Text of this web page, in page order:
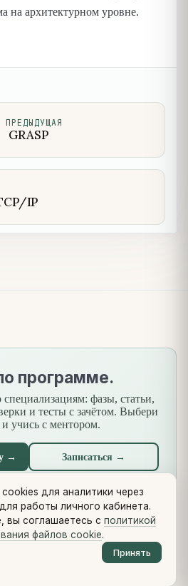
на архитектурном уровне.
ПРЕДЫДУЩАЯ
GRASP
IP
программе.
фазы, статьи,
и тесты с зачётом. Выбери
учись с ментором.
→ Записаться →
Сквозной кейс
(Use Case Pattern)
Telegram
Политика cookie
для аналитики через
работы личного кабинета.
вы соглашаетесь с политикой
файлов cookie.
Принять